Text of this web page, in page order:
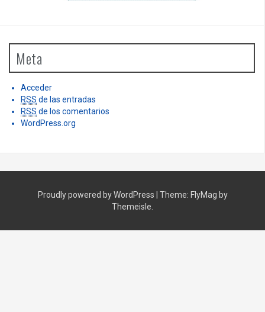
Meta
Acceder
RSS de las entradas
RSS de los comentarios
WordPress.org
Proudly powered by WordPress Theme: FlyMag by
Themeisle.